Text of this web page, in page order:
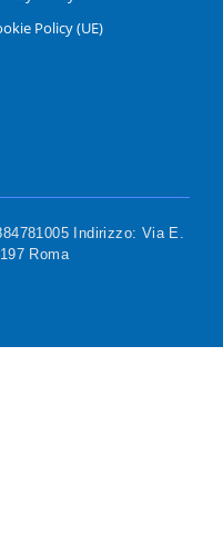
Policy (UE)
Indirizzo: Via E.
Roma